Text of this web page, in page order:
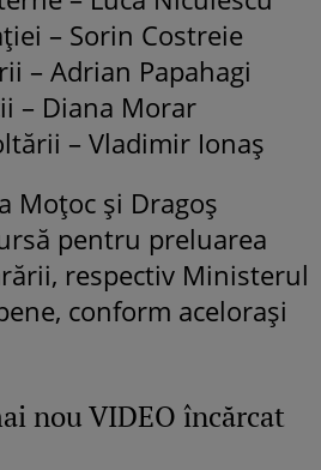
– Sorin Costreie
– Adrian Papahagi
– Diana Morar
– Vladimir Ionaș
Moțoc și Dragoș
pentru preluarea
respectiv Ministerul
conform acelorași
nou VIDEO încărcat